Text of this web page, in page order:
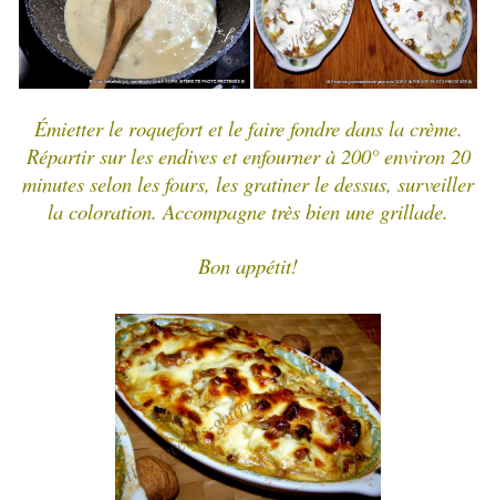
Émietter le roquefort et le faire fondre dans la crème.
Répartir sur les endives et enfourner à 200° environ 20
minutes selon les fours, les gratiner le dessus, surveiller
la coloration. Accompagne très bien une grillade.
Bon appétit!